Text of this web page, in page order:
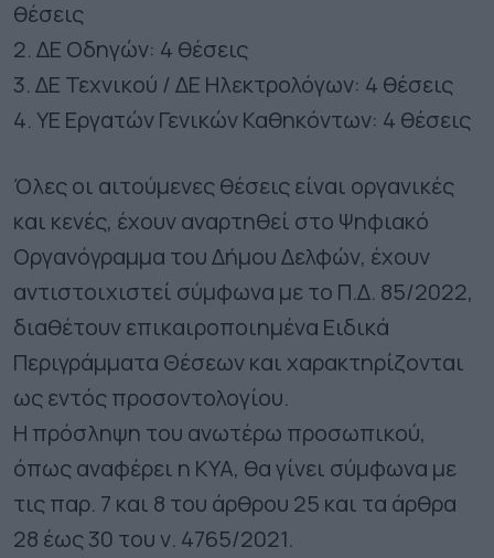
θέσεις
2. ΔΕ Οδηγών: 4 θέσεις
3. ΔΕ Τεχνικού / ΔΕ Ηλεκτρολόγων: 4 θέσεις
4. ΥΕ Εργατών Γενικών Καθηκόντων: 4 θέσεις
Όλες οι αιτούμενες θέσεις είναι οργανικές
και κενές, έχουν αναρτηθεί στο Ψηφιακό
Οργανόγραμμα του Δήμου Δελφών, έχουν
αντιστοιχιστεί σύμφωνα με το Π.Δ. 85/2022,
διαθέτουν επικαιροποιημένα Ειδικά
Περιγράμματα Θέσεων και χαρακτηρίζονται
ως εντός προσοντολογίου.
Η πρόσληψη του ανωτέρω προσωπικού,
όπως αναφέρει η ΚΥΑ, θα γίνει σύμφωνα με
τις παρ. 7 και 8 του άρθρου 25 και τα άρθρα
28 έως 30 του ν. 4765/2021.